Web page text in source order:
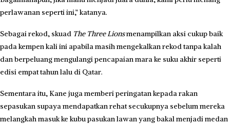
perlawanan seperti ini,” katanya.
Sebagai rekod, skuad The Three Lionsmenampilkan aksi cukup baik
pada kempen kali ini apabila masih mengekalkan rekod tanpa kalah
dan berpeluang mengulangi pencapaian mara ke suku akhir seperti
edisi empat tahun lalu di Qatar.
Sementara itu, Kane juga memberi peringatan kepada rakan
sepasukan supaya mendapatkan rehat secukupnya sebelum mereka
melangkah masuk ke kubu pasukan lawan yang bakal menjadi medan